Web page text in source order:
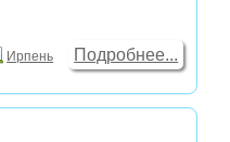
Ирпень Подробнее...